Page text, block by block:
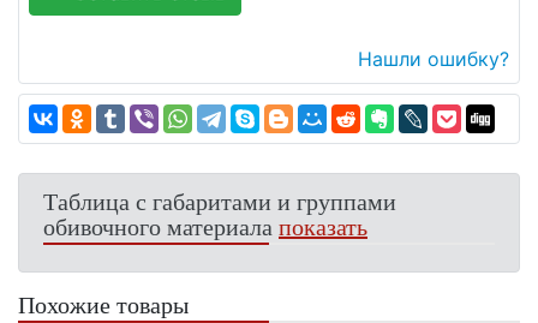
Нашли ошибку?
Таблица с габаритами и группами
обивочного материалапоказать
Похожие товары